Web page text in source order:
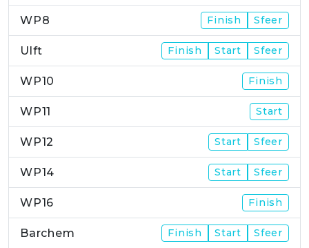
WP8 Finish Sfeer
Ulft Finish Start Sfeer
WP10 Finish
WP11 Start
WP12 Start Sfeer
WP14 Start Sfeer
WP16 Finish
Barchem Finish Start Sfeer